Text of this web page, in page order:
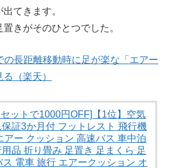
てきます。
きがそのひとつでした。
の長距離移動時に足が楽な「エアー
（楽天）
ットで1000円OFF]【1位】空気
証3か月付 フットレスト 飛行機
アー クッション 高速バス 車中泊
品 折り畳み 足置き 足まくら 足
ス 電車 旅行 エアークッション オ